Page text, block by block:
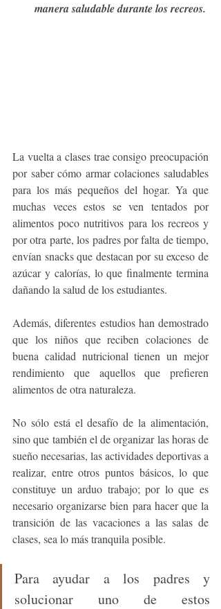
manera saludable durante los recreos.
La vuelta a clases trae consigo preocupación
por saber cómo armar colaciones saludables
para los más pequeños del hogar. Ya que
muchas veces estos se ven tentados por
alimentos poco nutritivos para los recreos y
por otra parte, los padres por falta de tiempo,
envían snacks que destacan por su exceso de
azúcar y calorías, lo que finalmente termina
dañando la salud de los estudiantes.
Además, diferentes estudios han demostrado
que los niños que reciben colaciones de
buena calidad nutricional tienen un mejor
rendimiento que aquellos que prefieren
alimentos de otra naturaleza.
No sólo está el desafío de la alimentación,
sino que también el de organizar las horas de
sueño necesarias, las actividades deportivas a
realizar, entre otros puntos básicos, lo que
constituye un arduo trabajo; por lo que es
necesario organizarse bien para hacer que la
transición de las vacaciones a las salas de
clases, sea lo más tranquila posible.
Para ayudar a los padres y
solucionar uno de estos